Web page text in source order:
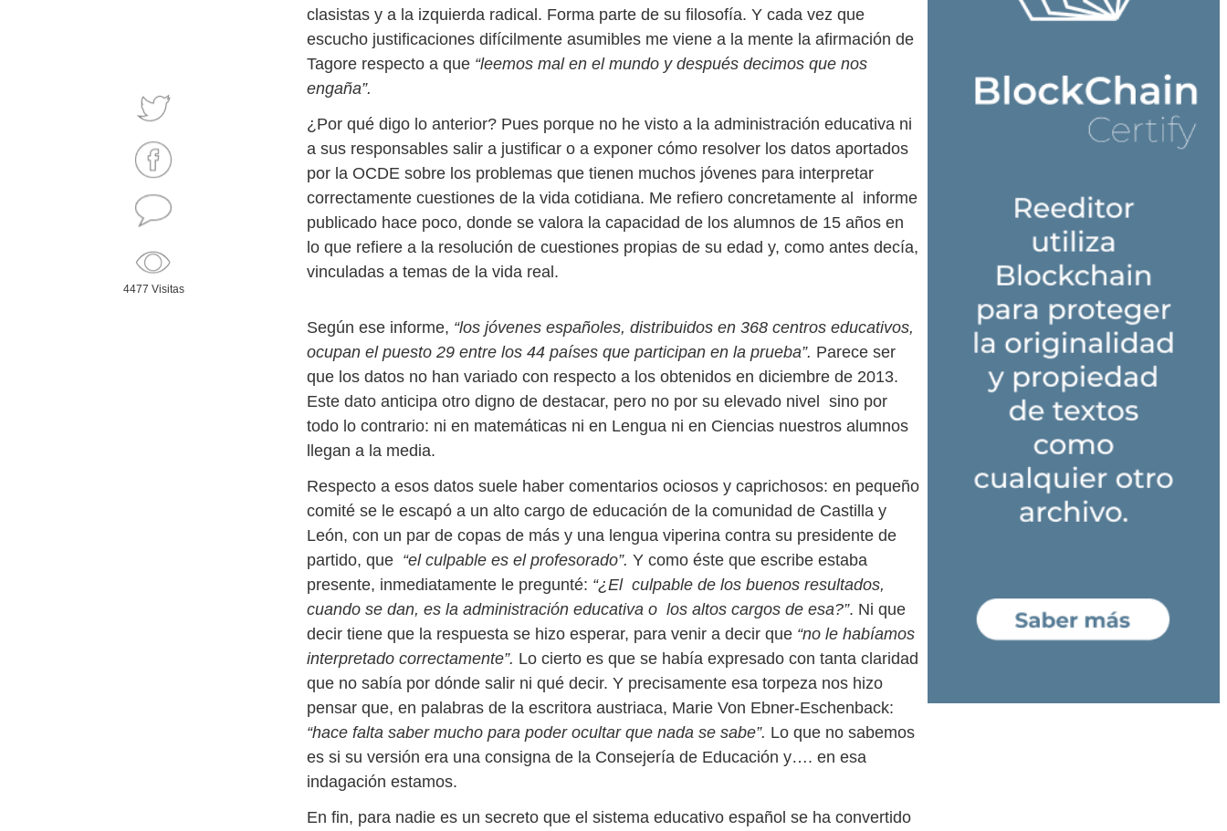
4477 Visitas
clasistas y a la izquierda radical. Forma parte de su filosofía. Y cada vez que
escucho justificaciones difícilmente asumibles me viene a la mente la afirmación de
Tagore respecto a que “leemos mal en el mundo y después decimos que nos
engaña”.
¿Por qué digo lo anterior? Pues porque no he visto a la administración educativa ni
a sus responsables salir a justificar o a exponer cómo resolver los datos aportados
por la OCDE sobre los problemas que tienen muchos jóvenes para interpretar
correctamente cuestiones de la vida cotidiana. Me refiero concretamente al informe
publicado hace poco, donde se valora la capacidad de los alumnos de 15 años en
lo que refiere a la resolución de cuestiones propias de su edad y, como antes decía,
vinculadas a temas de la vida real.
Según ese informe, “los jóvenes españoles, distribuidos en 368 centros educativos,
ocupan el puesto 29 entre los 44 países que participan en la prueba”. Parece ser
que los datos no han variado con respecto a los obtenidos en diciembre de 2013.
Este dato anticipa otro digno de destacar, pero no por su elevado nivel sino por
todo lo contrario: ni en matemáticas ni en Lengua ni en Ciencias nuestros alumnos
llegan a la media.
Respecto a esos datos suele haber comentarios ociosos y caprichosos: en pequeño
comité se le escapó a un alto cargo de educación de la comunidad de Castilla y
León, con un par de copas de más y una lengua viperina contra su presidente de
partido, que “el culpable es el profesorado”. Y como éste que escribe estaba
presente, inmediatamente le pregunté: “¿El culpable de los buenos resultados,
cuando se dan, es la administración educativa o los altos cargos de esa?”. Ni que
decir tiene que la respuesta se hizo esperar, para venir a decir que “no le habíamos
interpretado correctamente”. Lo cierto es que se había expresado con tanta claridad
que no sabía por dónde salir ni qué decir. Y precisamente esa torpeza nos hizo
pensar que, en palabras de la escritora austriaca, Marie Von Ebner-Eschenback:
“hace falta saber mucho para poder ocultar que nada se sabe”. Lo que no sabemos
es si su versión era una consigna de la Consejería de Educación y…. en esa
indagación estamos.
En fin, para nadie es un secreto que el sistema educativo español se ha convertido